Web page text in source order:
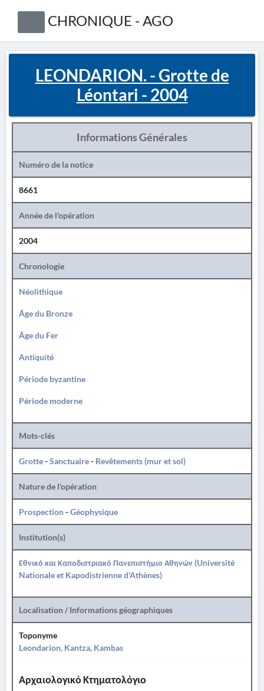
CHRONIQUE - AGO
LEONDARION. - Grotte de
Léontari - 2004
Informations Générales
Numéro de la notice
8661
Année de l'opération
2004
Chronologie
Néolithique
Âge du Bronze
Âge du Fer
Antiquité
Période byzantine
Période moderne
Mots-clés
Grotte-Sanctuaire- Revêtements (mur et sol)
Nature de l'opération
Prospection-Géophysique
Institution(s)
Εθνικό και Καποδιστριακό Πανεπιστήμιο Αθηνών (Université
Nationale et Kapodistrienne d'Athènes)
Localisation / Informations géographiques
Toponyme
Leondarion, Kantza, Kambas
Αρχαιολογικό Κτηματολόγιο